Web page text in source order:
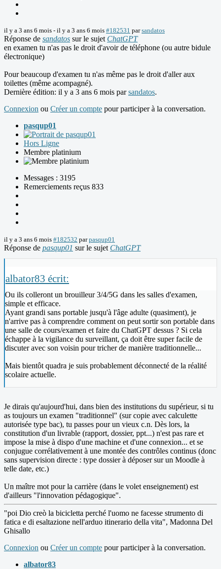
il y a 3 ans 6 mois - il y a 3 ans 6 mois #182531 parsandatos
Réponse de sandatos sur le sujet ChatGPT
en examen tu n'as pas le droit d'avoir de téléphone (ou autre bidule
électronique)
Pour beaucoup d'examen tu n'as même pas le droit d'aller aux
toilettes (même acompagné).
Dernière édition: il y a 3 ans 6 mois parsandatos.
Connexion ou Créer un compte pour participer à la conversation.
pasqup01
Hors Ligne
Membre platinium
Messages : 3195
Remerciements reçus 833
il y a 3 ans 6 mois #182532 parpasqup01
Réponse de pasqup01 sur le sujet ChatGPT
albator83 écrit:
Ou ils colleront un brouilleur 3/4/5G dans les salles d'examen,
simple et efficace.
Ayant grandi sans portable jusqu'à l'âge adulte (quasiment), je
n'arrive pas à comprendre comment on peut sortir son portable dans
une salle de cours/examen et faire du ChatGPT dessus ? Si cela
échappe à la vigilance du surveillant, ça doit être super facile de
discuter avec son voisin pour tricher de manière traditionnelle...
Mais bientôt quadra je suis probablement déconnecté de la réalité
scolaire actuelle.
Je dirais qu'aujourd'hui, dans bien des institutions du supérieur, si tu
as toujours un examen "traditionnel" (sur copie avec calculette
autorisée type bac), tu passes pour un vieux c.n. Dès lors, la
constitution d'un livrable (rapport, dossier, ppt...) n'est pas rare et
impose la mise à dispo d'une machine et d'une connexion... et se
conjugue corrélativement à une montée des contrôles continus (donc
sans supervision directe : type dossier à déposer sur un Moodle à
telle date, etc.)
Un maître mot pour la carrière (dans le volet enseignement) est
d'ailleurs "l'innovation pédagogique".
"poi Dio creò la bicicletta perché l'uomo ne facesse strumento di
fatica e di esaltazione nell'arduo itinerario della vita", Madonna Del
Ghisallo
Connexion ou Créer un compte pour participer à la conversation.
albator83